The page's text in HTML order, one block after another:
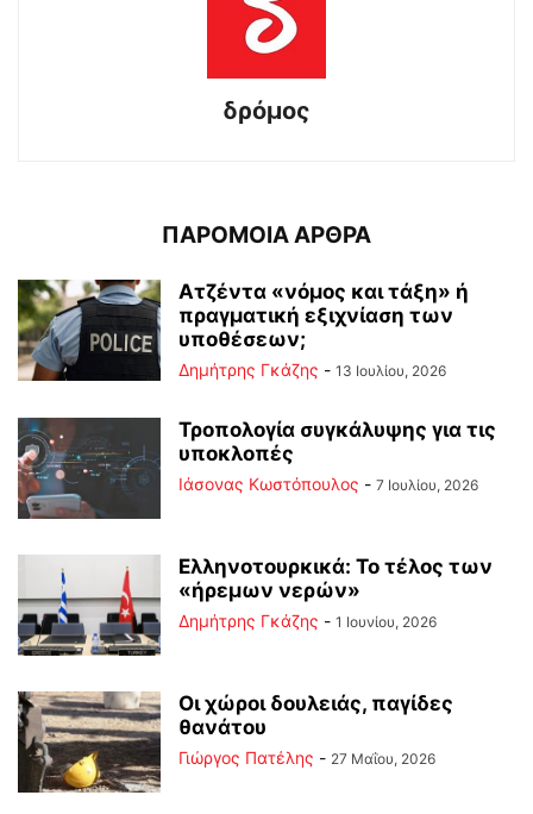
δρόμος
ΠΑΡΟΜΟΙΑ ΑΡΘΡΑ
Ατζέντα «νόμος και τάξη» ή
πραγματική εξιχνίαση των
υποθέσεων;
Δημήτρης Γκάζης - 13 Ιουλίου, 2026
Τροπολογία συγκάλυψης για τις
υποκλοπές
Ιάσονας Κωστόπουλος - 7 Ιουλίου, 2026
Ελληνοτουρκικά: Το τέλος των
«ήρεμων νερών»
Δημήτρης Γκάζης - 1 Ιουνίου, 2026
Οι χώροι δουλειάς, παγίδες
θανάτου
Γιώργος Πατέλης - 27 Μαΐου, 2026